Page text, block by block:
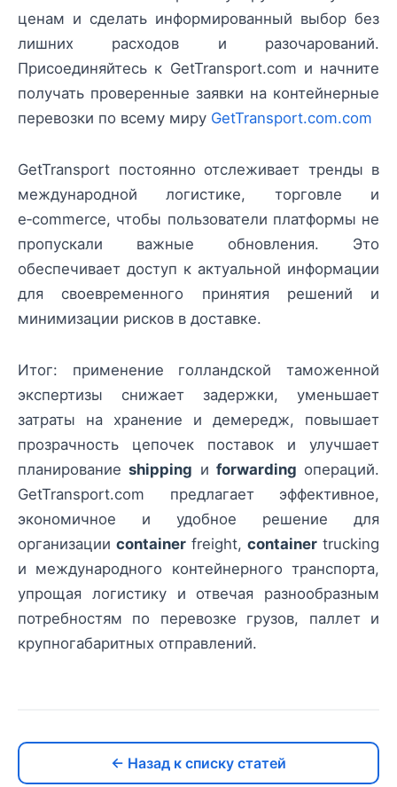
ценам и сделать информированный выбор без
лишних расходов и разочарований.
Присоединяйтесь к GetTransport.com и начните
получать проверенные заявки на контейнерные
перевозки по всему миру GetTransport.com.com
GetTransport постоянно отслеживает тренды в
международной логистике, торговле и
e‑commerce, чтобы пользователи платформы не
пропускали важные обновления. Это
обеспечивает доступ к актуальной информации
для своевременного принятия решений и
минимизации рисков в доставке.
Итог: применение голландской таможенной
экспертизы снижает задержки, уменьшает
затраты на хранение и демередж, повышает
прозрачность цепочек поставок и улучшает
планированиеshipping и forwarding операций.
GetTransport.com предлагает эффективное,
экономичное и удобное решение для
организации container freight, container trucking
и международного контейнерного транспорта,
упрощая логистику и отвечая разнообразным
потребностям по перевозке грузов, паллет и
крупногабаритных отправлений.
← Назад к списку статей